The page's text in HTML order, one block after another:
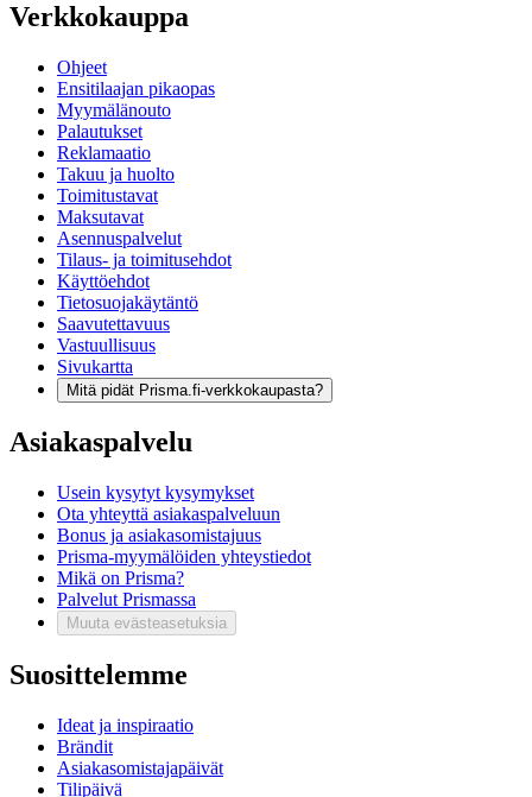
Verkkokauppa
Ohjeet
Ensitilaajan pikaopas
Myymälänouto
Palautukset
Reklamaatio
Takuu ja huolto
Toimitustavat
Maksutavat
Asennuspalvelut
Tilaus- ja toimitusehdot
Käyttöehdot
Tietosuojakäytäntö
Saavutettavuus
Vastuullisuus
Sivukartta
Mitä pidät Prisma.fi-verkkokaupasta?
Asiakaspalvelu
Usein kysytyt kysymykset
Ota yhteyttä asiakaspalveluun
Bonus ja asiakasomistajuus
Prisma-myymälöiden yhteystiedot
Mikä on Prisma?
Palvelut Prismassa
Muuta evästeasetuksia
Suosittelemme
Ideat ja inspiraatio
Brändit
Asiakasomistajapäivät
Tilipäivä